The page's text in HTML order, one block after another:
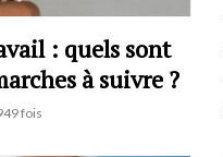
: quels sont
à suivre ?
fois